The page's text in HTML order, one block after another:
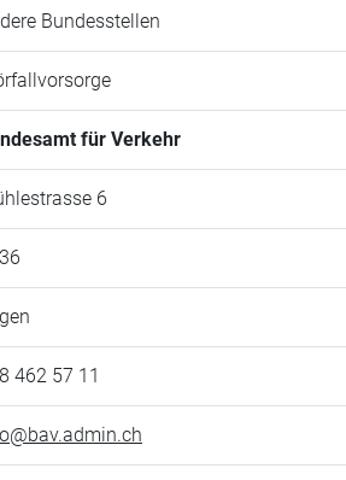
Bundesstellen
für Verkehr
6
462 57 11